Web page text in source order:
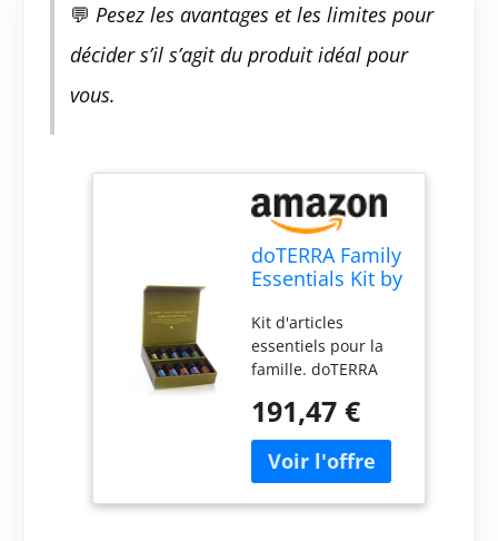
💬 Pesez les avantages et les limites pour
décider s’il s’agit du produit idéal pour
vous.
doTERRA Family
Essentials Kit by
Kit d'articles
essentiels pour la
famille. doTERRA
huile essentielle
Marque : doTERRA
Taille : 5 ml (lot de
10)
191,47 €